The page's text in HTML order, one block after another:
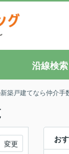
沿線検索
築戸建てなら仲介手
お
変更